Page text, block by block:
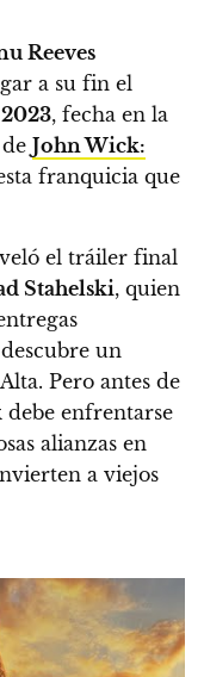
Reeves
a su fin el
, fecha en la
John Wick:
franquicia que
el tráiler final
Stahelski, quien
descubre un
Pero antes de
debe enfrentarse
alianzas en
a viejos